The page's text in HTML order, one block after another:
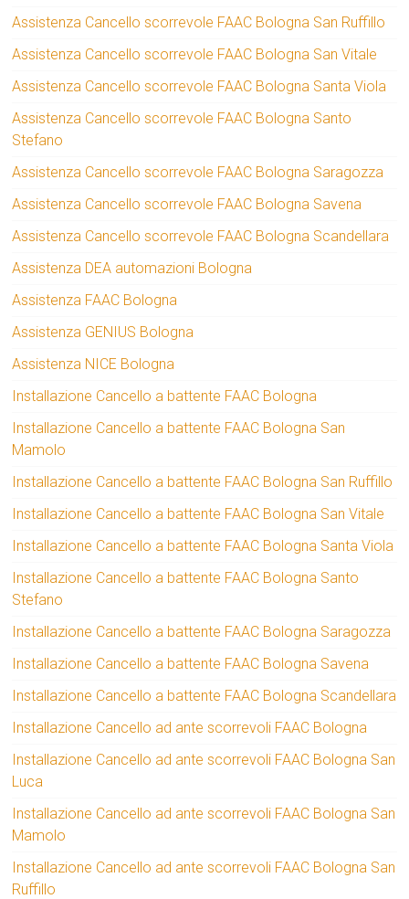
Assistenza Cancello scorrevole FAAC Bologna San Ruffillo
Assistenza Cancello scorrevole FAAC Bologna San Vitale
Assistenza Cancello scorrevole FAAC Bologna Santa Viola
Assistenza Cancello scorrevole FAAC Bologna Santo
Stefano
Assistenza Cancello scorrevole FAAC Bologna Saragozza
Assistenza Cancello scorrevole FAAC Bologna Savena
Assistenza Cancello scorrevole FAAC Bologna Scandellara
Assistenza DEA automazioni Bologna
Assistenza FAAC Bologna
Assistenza GENIUS Bologna
Assistenza NICE Bologna
Installazione Cancello a battente FAAC Bologna
Installazione Cancello a battente FAAC Bologna San
Mamolo
Installazione Cancello a battente FAAC Bologna San Ruffillo
Installazione Cancello a battente FAAC Bologna San Vitale
Installazione Cancello a battente FAAC Bologna Santa Viola
Installazione Cancello a battente FAAC Bologna Santo
Stefano
Installazione Cancello a battente FAAC Bologna Saragozza
Installazione Cancello a battente FAAC Bologna Savena
Installazione Cancello a battente FAAC Bologna Scandellara
Installazione Cancello ad ante scorrevoli FAAC Bologna
Installazione Cancello ad ante scorrevoli FAAC Bologna San
Luca
Installazione Cancello ad ante scorrevoli FAAC Bologna San
Mamolo
Installazione Cancello ad ante scorrevoli FAAC Bologna San
Ruffillo